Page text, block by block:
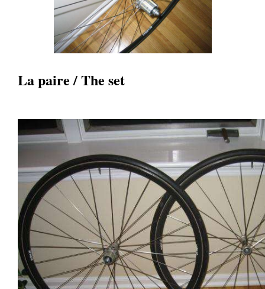
La paire / The set